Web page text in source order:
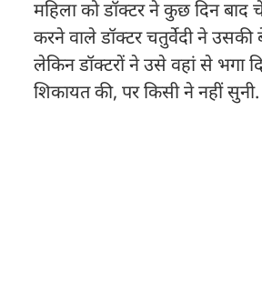
महिला को डॉक्टर ने कुछ दिन
करने वाले डॉक्टर चतुर्वेदी ने
लेकिन डॉक्टरों ने उसे वहां से भगा
शिकायत की, पर किसी ने नहीं सुनी.